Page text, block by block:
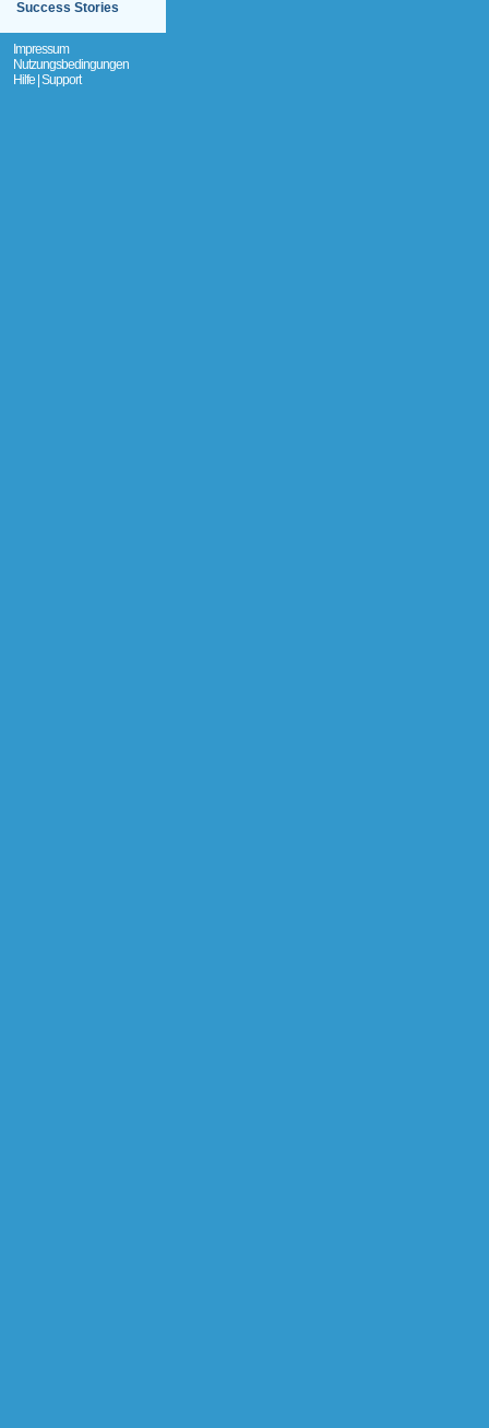
Success Stories
Impressum
Nutzungsbedingungen
Hilfe | Support